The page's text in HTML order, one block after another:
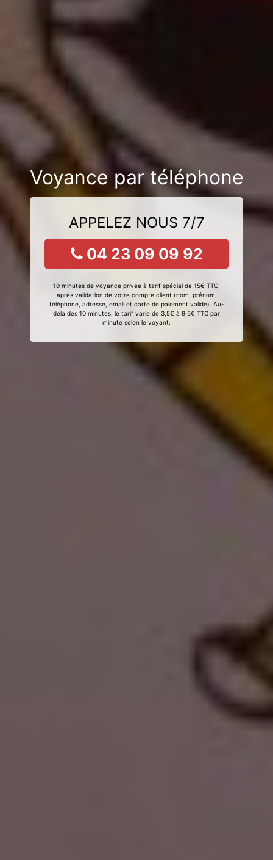
Voyance par téléphone
APPELEZ NOUS 7/7
04 23 09 09 92
10 minutes de voyance privée à tarif spécial de 15€ TTC,
après validation de votre compte client (nom, prénom,
téléphone, adresse, email et carte de paiement valide). Au-
delà des 10 minutes, le tarif varie de 3,5€ à 9,5€ TTC par
minute selon le voyant.